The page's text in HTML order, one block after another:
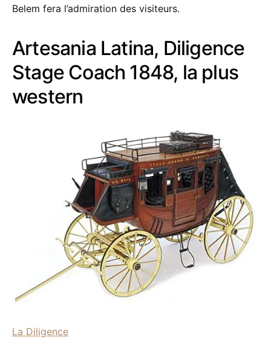
Belem fera l’admiration des visiteurs.
Artesania Latina, Diligence
Stage Coach 1848, la plus
western
La Diligence